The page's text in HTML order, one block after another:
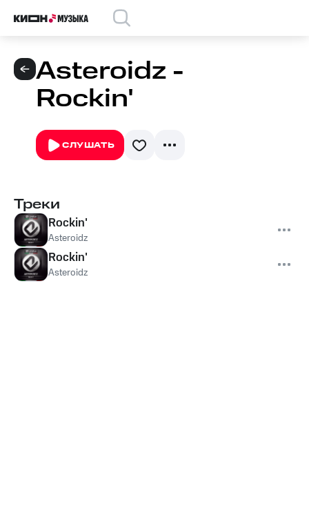
Asteroidz -
Rockin'
СЛУШАТЬ
Треки
Rockin'
Asteroidz
Rockin'
Asteroidz